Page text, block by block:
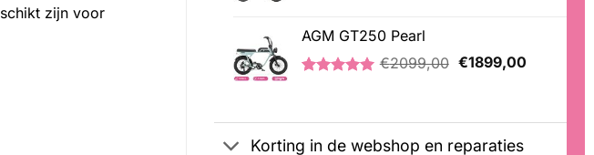
zijn voor
5.00 op 5
gebaseerd
op
klantbeoordelingen
AGM GT250 Pearl
klantbeoordelingen
€2099,00 Oorspronkelijke
€1899,00Huidige
Korting in de webshop en reparaties